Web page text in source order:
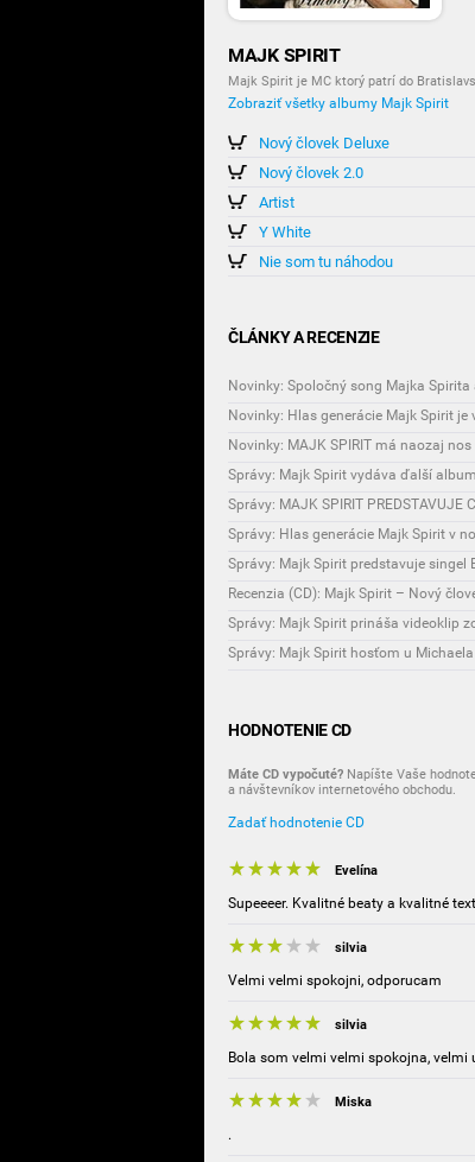
MAJK SPIRIT
Majk Spirit je MC ktorý patrí do
Zobraziť všetky albumy Majk Spirit
Nový človek Deluxe
Nový človek 2.0
Artist
Y White
Nie som tu náhodou
ČLÁNKY A RECENZIE
Novinky: Spoločný song Majka
Novinky: MAJK SPIRIT má naozaj
Správy: Majk Spirit vydáva ďalší album
Správy: MAJK SPIRIT PREDSTAVUJE
Správy: Hlas generácie Majk Spirit v
Správy: Majk Spirit predstavuje singel
Recenzia (CD): Majk Spirit – Nový
Správy: Majk Spirit prináša videoklip
Správy: Majk Spirit hosťom u
HODNOTENIE CD
Máte CD vypočuté? Napíšte Vaše
a návštevníkov internetového obchodu.
Zadať hodnotenie CD
Evelína
Supeeeer. Kvalitné beaty a kvalitné
silvia
Velmi velmi spokojni, odporucam
silvia
Bola som velmi velmi spokojna, velmi
Miska
.